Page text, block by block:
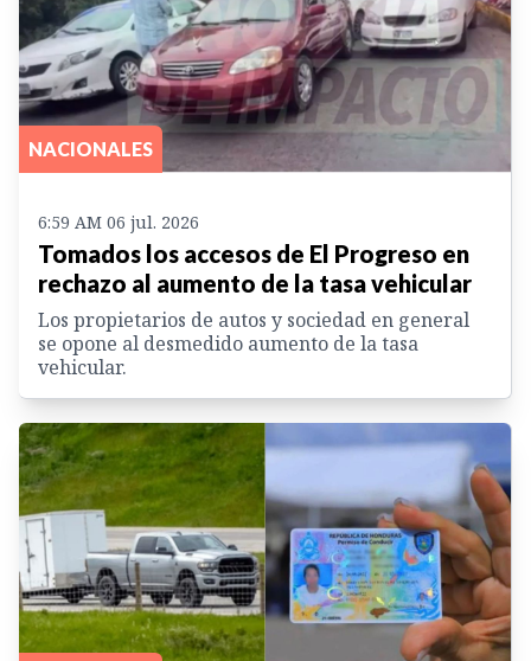
NACIONALES
6:59 AM 06 jul. 2026
Tomados los accesos de El Progreso en
rechazo al aumento de la tasa vehicular
Los propietarios de autos y sociedad en general
se opone al desmedido aumento de la tasa
vehicular.